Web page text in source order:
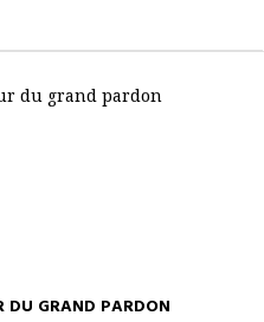
DU GRAND PARDON